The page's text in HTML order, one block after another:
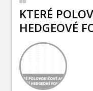
KTERÉ
HEDGEOVÉ